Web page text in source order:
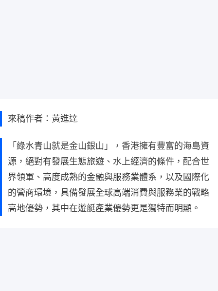
來稿作者：黃進達
「綠水青山就是金山銀山」，香港擁有豐富的海島資
源，絕對有發展生態旅遊、水上經濟的條件，配合世
界領軍、高度成熟的金融與服務業體系，以及國際化
的營商環境，具備發展全球高端消費與服務業的戰略
高地優勢，其中在遊艇產業優勢更是獨特而明顯。